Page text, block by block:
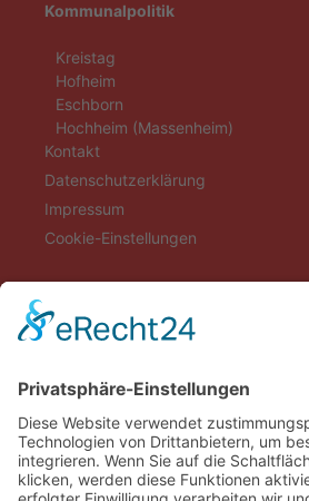
Kommunalpolitik
Kreistag
Hofheim
Eschborn
Hochheim (Massenheim)
Kontakt
Datenschutzerklärung
Impressum
Cookie-Einstellungen
Aktionen
Positionen